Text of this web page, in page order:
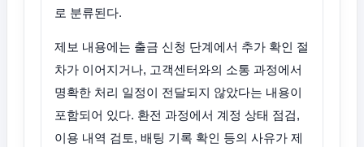
로 분류된다.
제보 내용에는 출금 신청 단계에서 추가 확인 절
차가 이어지거나, 고객센터와의 소통 과정에서
명확한 처리 일정이 전달되지 않았다는 내용이
포함되어 있다. 환전 과정에서 계정 상태 점검,
이용 내역 검토, 배팅 기록 확인 등의 사유가 제